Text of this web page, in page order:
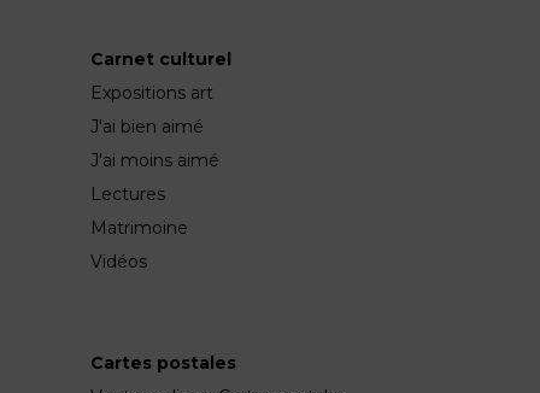
Carnet culturel
Expositions art
J'ai bien aimé
J'ai moins aimé
Lectures
Matrimoine
Vidéos
Cartes postales